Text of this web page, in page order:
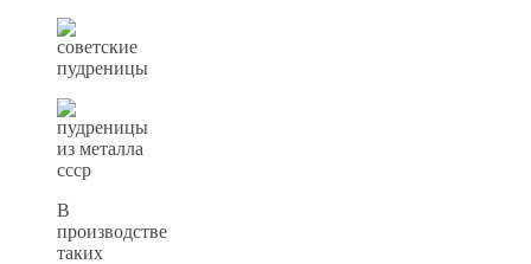
В
производстве
таких